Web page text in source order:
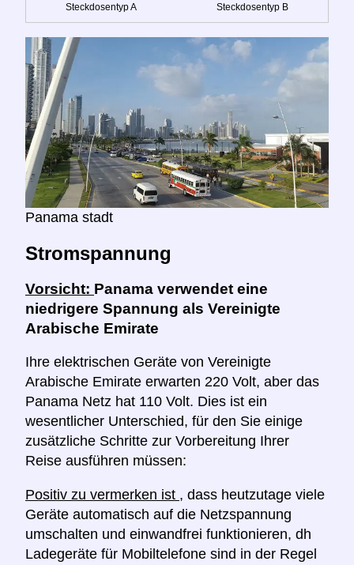
Steckdosentyp A Steckdosentyp B
Panama stadt
Stromspannung
Vorsicht: Panama verwendet eine
niedrigere Spannung als Vereinigte
Arabische Emirate
Ihre elektrischen Geräte von Vereinigte
Arabische Emirate erwarten 220 Volt, aber das
Panama Netz hat 110 Volt. Dies ist ein
wesentlicher Unterschied, für den Sie einige
zusätzliche Schritte zur Vorbereitung Ihrer
Reise ausführen müssen:
Positiv zu vermerken ist , dass heutzutage viele
Geräte automatisch auf die Netzspannung
umschalten und einwandfrei funktionieren, dh
Ladegeräte für Mobiltelefone sind in der Regel